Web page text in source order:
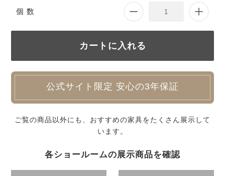
個 数
公式サイト限定 安心の3年保証
ご覧の商品以外にも、おすすめの家具をたくさん展示して
います。
各ショールームの展示商品を確認